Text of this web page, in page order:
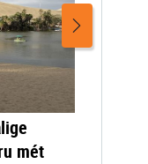
mét